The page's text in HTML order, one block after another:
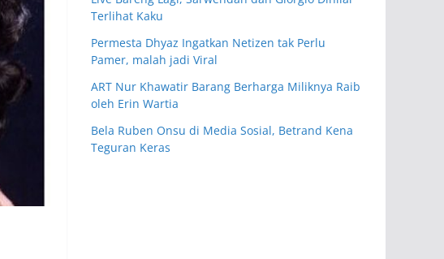
Terlihat Kaku
Permesta Dhyaz Ingatkan Netizen tak Perlu
Pamer, malah jadi Viral
ART Nur Khawatir Barang Berharga Miliknya Raib
oleh Erin Wartia
Bela Ruben Onsu di Media Sosial, Betrand Kena
Teguran Keras